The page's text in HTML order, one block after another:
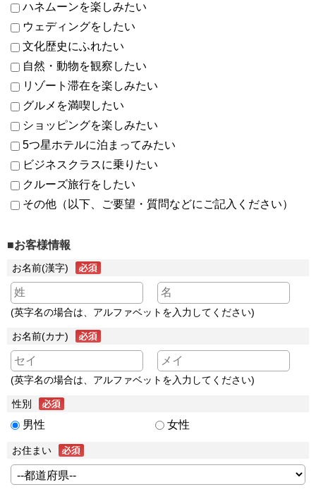
ハネムーンを楽しみたい
ウェディングをしたい
文化歴史にふれたい
自然・動物を観察したい
リゾート滞在を楽しみたい
グルメを満喫したい
ショッピングを楽しみたい
5つ星ホテルに泊まってみたい
ビジネスクラスに乗りたい
クルーズ旅行をしたい
その他（以下、ご要望・質問などにご記入ください）
■お客様情報
お名前(漢字)
(英字名の場合は、アルファベットを入力してください)
お名前(カナ)
(英字名の場合は、アルファベットを入力してください)
性別
男性 女性
お住まい